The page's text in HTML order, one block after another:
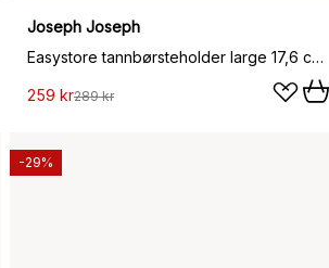
Joseph Joseph
Easystore tannbørsteholder large 17,6 cm, Svart
259 kr289 kr
-29%